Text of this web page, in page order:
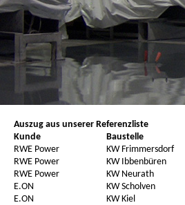
Auszug aus unserer Referenzliste
Kunde
Baustelle
RWE Power
KW Frimmersdorf
RWE Power
KW Ibbenbüren
RWE Power
KW Neurath
E.ON
KW Scholven
E.ON
KW Kiel